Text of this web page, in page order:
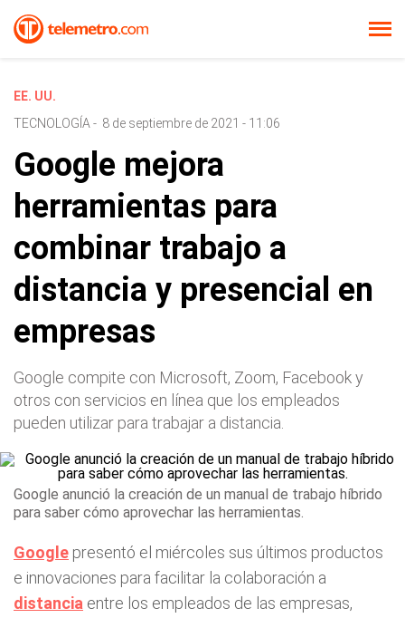
EE. UU.
TECNOLOGÍA - 8 de septiembre de 2021 - 11:06
Google mejora
herramientas para
combinar trabajo a
distancia y presencial en
empresas
Google compite con Microsoft, Zoom, Facebook y
otros con servicios en línea que los empleados
pueden utilizar para trabajar a distancia.
Google anunció la creación de un manual de trabajo híbrido
para saber cómo aprovechar las herramientas.
Google presentó el miércoles sus últimos productos
e innovaciones para facilitar la colaboración a
distancia entre los empleados de las empresas,